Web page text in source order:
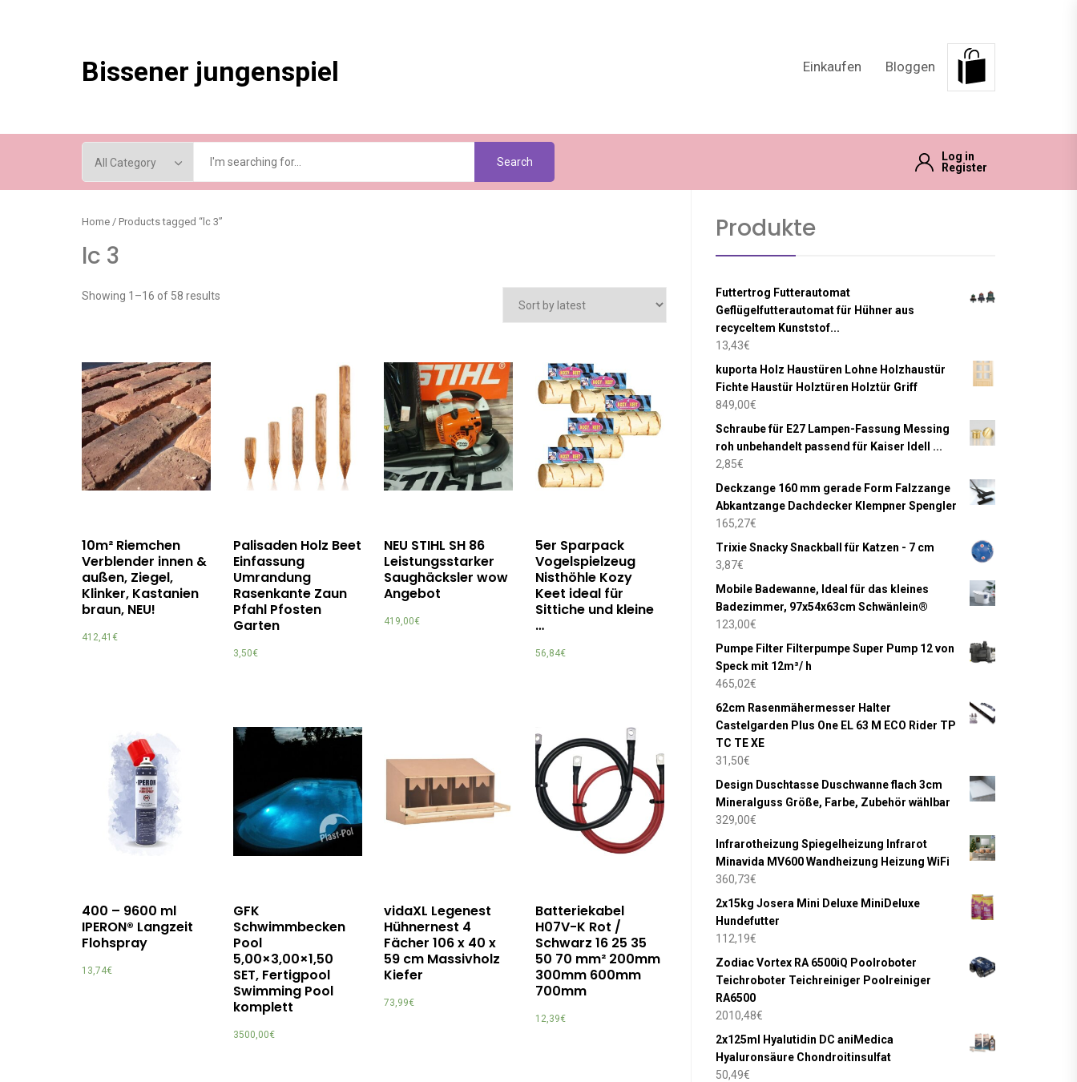
Bissener jungenspiel Einkaufen Bloggen
Search
Log in
Register
Home / Products tagged “lc 3”
lc 3
Showing 1–16 of 58 results
10m² Riemchen
Verblender innen &
außen, Ziegel,
Klinker, Kastanien
braun, NEU!
412,41 €
Palisaden Holz Beet
Einfassung
Umrandung
Rasenkante Zaun
Pfahl Pfosten
Garten
3,50€
NEU STIHL SH 86
Leistungsstarker
Saughäcksler wow
Angebot
419,00€
5er Sparpack
Vogelspielzeug
Nisthöhle Kozy
Keet ideal für
Sittiche und kleine
…
56,84€
400 – 9600 ml
IPERON® Langzeit
Flohspray
13,74€
GFK
Schwimmbecken
Pool
5,00×3,00×1,50
SET, Fertigpool
Swimming Pool
komplett
3500,00€
vidaXL Legenest
Hühnernest 4
Fächer 106 x 40 x
59 cm Massivholz
Kiefer
73,99€
Batteriekabel
H07V-K Rot /
Schwarz 16 25 35
50 70 mm² 200mm
300mm 600mm
700mm
12,39€
Produkte
Futtertrog Futterautomat
Geflügelfutterautomat für Hühner aus
recyceltem Kunststof...
13,43€
kuporta Holz Haustüren Lohne Holzhaustür
Fichte Haustür Holztüren Holztür Griff
849,00€
Schraube für E27 Lampen-Fassung Messing
roh unbehandelt passend für Kaiser Idell ...
2,85€
Deckzange 160 mm gerade Form Falzzange
Abkantzange Dachdecker Klempner Spengler
165,27€
Trixie Snacky Snackball für Katzen - 7 cm
3,87€
Mobile Badewanne, Ideal für das kleines
Badezimmer, 97x54x63cm Schwänlein®
123,00€
Pumpe Filter Filterpumpe Super Pump 12 von
Speck mit 12m³/ h
465,02€
62cm Rasenmähermesser Halter
Castelgarden Plus One EL 63 M ECO Rider TP
TC TE XE
31,50€
Design Duschtasse Duschwanne flach 3cm
Mineralguss Größe, Farbe, Zubehör wählbar
329,00€
Infrarotheizung Spiegelheizung Infrarot
Minavida MV600 Wandheizung Heizung WiFi
360,73€
2x15kg Josera Mini Deluxe MiniDeluxe
Hundefutter
112,19€
Zodiac Vortex RA 6500iQ Poolroboter
Teichroboter Teichreiniger Poolreiniger
RA6500
2010,48€
2x125ml Hyalutidin DC aniMedica
Hyaluronsäure Chondroitinsulfat
50,49€